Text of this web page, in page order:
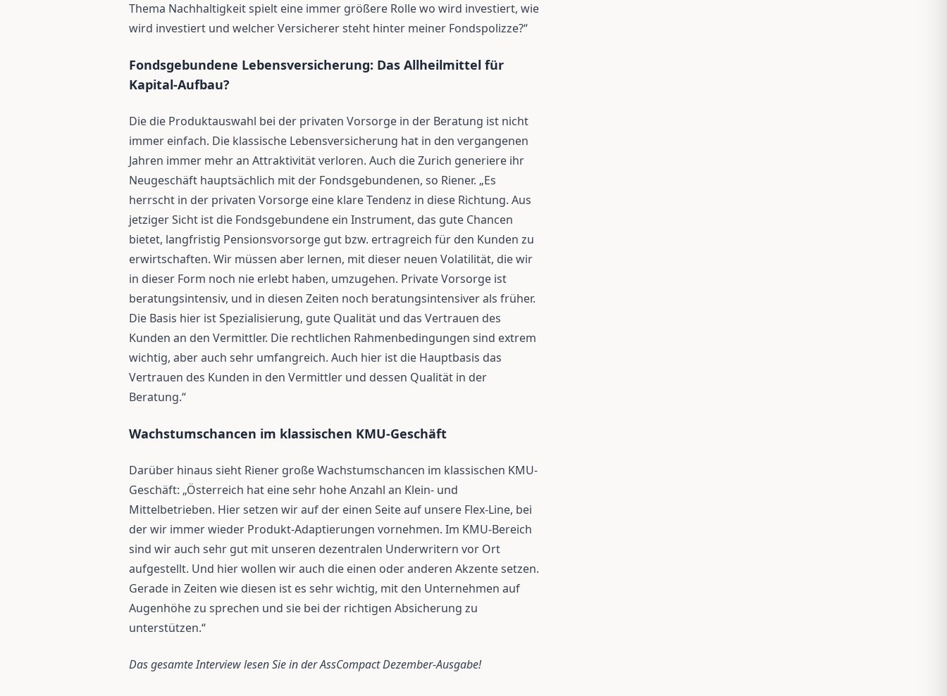
Thema Nachhaltigkeit spielt eine immer größere Rolle wo wird investiert, wie
wird investiert und welcher Versicherer steht hinter meiner Fondspolizze?“
Fondsgebundene Lebensversicherung: Das Allheilmittel für
Kapital-Aufbau?
Die die Produktauswahl bei der privaten Vorsorge in der Beratung ist nicht
immer einfach. Die klassische Lebensversicherung hat in den vergangenen
Jahren immer mehr an Attraktivität verloren. Auch die Zurich generiere ihr
Neugeschäft hauptsächlich mit der Fondsgebundenen, so Riener. „Es
herrscht in der privaten Vorsorge eine klare Tendenz in diese Richtung. Aus
jetziger Sicht ist die Fondsgebundene ein Instrument, das gute Chancen
bietet, langfristig Pensionsvorsorge gut bzw. ertragreich für den Kunden zu
erwirtschaften. Wir müssen aber lernen, mit dieser neuen Volatilität, die wir
in dieser Form noch nie erlebt haben, umzugehen. Private Vorsorge ist
beratungsintensiv, und in diesen Zeiten noch beratungsintensiver als früher.
Die Basis hier ist Spezialisierung, gute Qualität und das Vertrauen des
Kunden an den Vermittler. Die rechtlichen Rahmenbedingungen sind extrem
wichtig, aber auch sehr umfangreich. Auch hier ist die Hauptbasis das
Vertrauen des Kunden in den Vermittler und dessen Qualität in der
Beratung.“
Wachstumschancen im klassischen KMU-Geschäft
Darüber hinaus sieht Riener große Wachstumschancen im klassischen KMU-
Geschäft: „Österreich hat eine sehr hohe Anzahl an Klein- und
Mittelbetrieben. Hier setzen wir auf der einen Seite auf unsere Flex-Line, bei
der wir immer wieder Produkt-Adaptierungen vornehmen. Im KMU-Bereich
sind wir auch sehr gut mit unseren dezentralen Underwritern vor Ort
aufgestellt. Und hier wollen wir auch die einen oder anderen Akzente setzen.
Gerade in Zeiten wie diesen ist es sehr wichtig, mit den Unternehmen auf
Augenhöhe zu sprechen und sie bei der richtigen Absicherung zu
unterstützen.“
Das gesamte Interview lesen Sie in der AssCompact Dezember-Ausgabe!